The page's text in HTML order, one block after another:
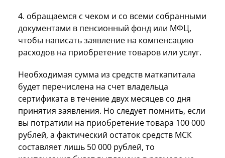
4. обращаемся с чеком и со всеми собранными
документами в пенсионный фонд или МФЦ,
чтобы написать заявление на компенсацию
расходов на приобретение товаров или услуг.
Необходимая сумма из средств маткапитала
будет перечислена на счет владельца
сертификата в течение двух месяцев со дня
принятия заявления. Но следует помнить, если
вы потратили на приобретение товара 100 000
рублей, а фактический остаток средств МСК
составляет лишь 50 000 рублей, то